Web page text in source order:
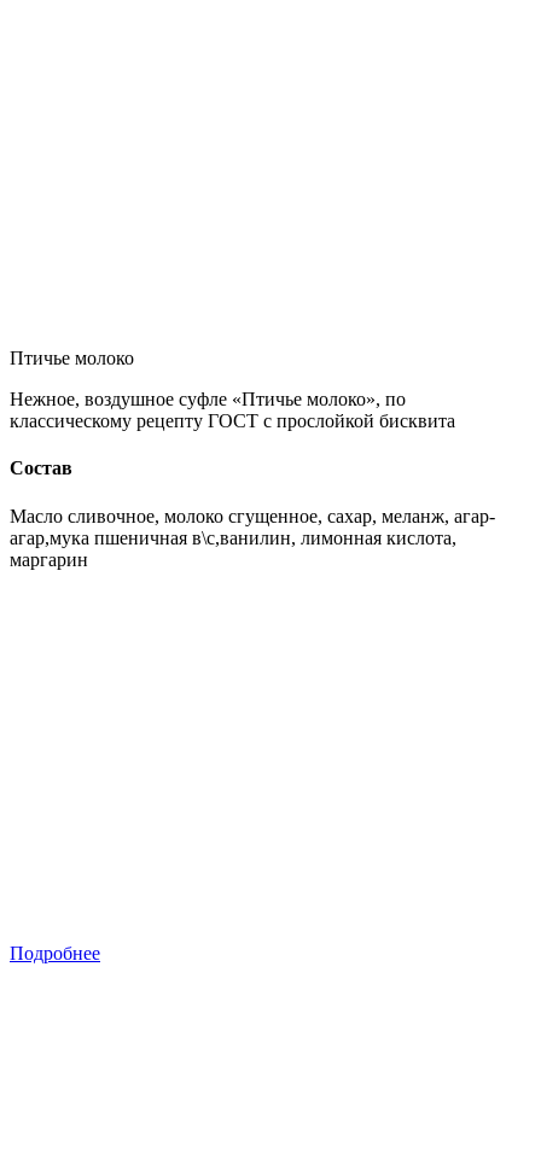
Птичье молоко
Нежное, воздушное суфле «Птичье молоко», по
классическому рецепту ГОСТ с прослойкой бисквита
Состав
Масло сливочное, молоко сгущенное, сахар, меланж, агар-
агар,мука пшеничная в\с,ванилин, лимонная кислота,
маргарин
Подробнее